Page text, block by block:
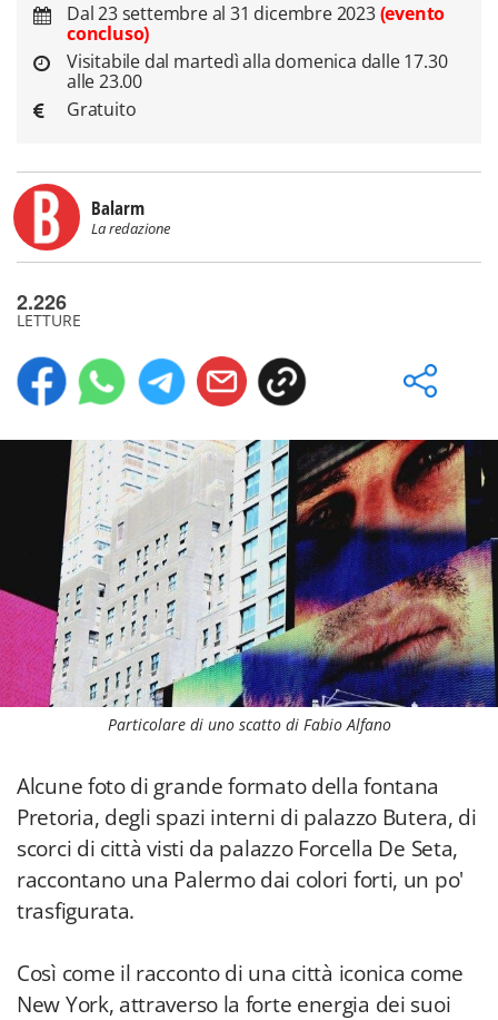
Dal 23 settembre al 31 dicembre 2023(evento
concluso)
Visitabile dal martedì alla domenica dalle 17.30
alle 23.00
Gratuito
Balarm
La redazione
2.226
LETTURE
Particolare di uno scatto di Fabio Alfano
Alcune foto di grande formato della fontana
Pretoria, degli spazi interni di palazzo Butera, di
scorci di città visti da palazzo Forcella De Seta,
raccontano una Palermo dai colori forti, un po'
trasfigurata.
Così come il racconto di una città iconica come
New York, attraverso la forte energia dei suoi